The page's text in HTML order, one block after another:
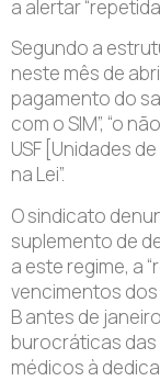
a alertar
Segundo a
neste mês de
pagamento do
com o SIM”, “o
USF [Unidades
na Lei”.
O sindicato
suplemento de
a este regime, a
vencimentos
B antes de
burocráticas das
médicos à